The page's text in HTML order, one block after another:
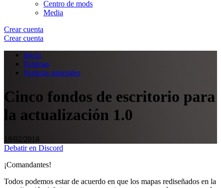
Centro de mods
Media
Crear cuenta
Crear cuenta
Inicio
Noticias
Noticias generales
Cinco fondos de escritorio para
la actualización 1.0
19/02/2018
Debatir en Discord
¡Comandantes!
Todos podemos estar de acuerdo en que los mapas rediseñados en la